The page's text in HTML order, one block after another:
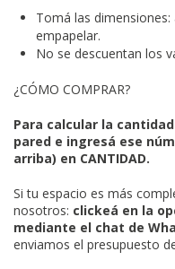
Tomá las
empapelar.
No se descuentan los
¿CÓMO COMPRAR?
Para calcular la
pared e ingresá ese
arriba) en CANTIDAD.
Si tu espacio es más
nosotros: clickeá en la
mediante el chat de
enviamos el presupuesto